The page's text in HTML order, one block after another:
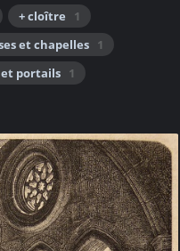
+ cloître
1
et chapelles 1
portails 1